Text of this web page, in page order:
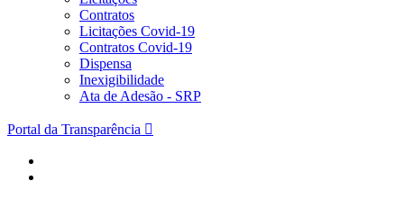
Contratos
Licitações Covid-19
Contratos Covid-19
Dispensa
Inexigibilidade
Ata de Adesão - SRP
Portal da Transparência